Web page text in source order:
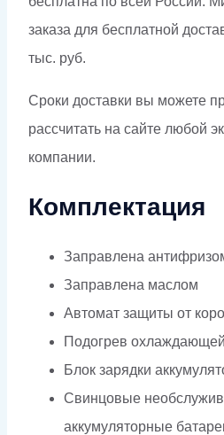
заказа для бесплатной
тыс. руб.
Сроки доставки вы можете
рассчитать на сайте любой
компании.
Комплектация
Заправлена
Заправлена маслом
Автомат защиты от
Подогрев
Блок зарядки
Свинцовые
аккумуляторные